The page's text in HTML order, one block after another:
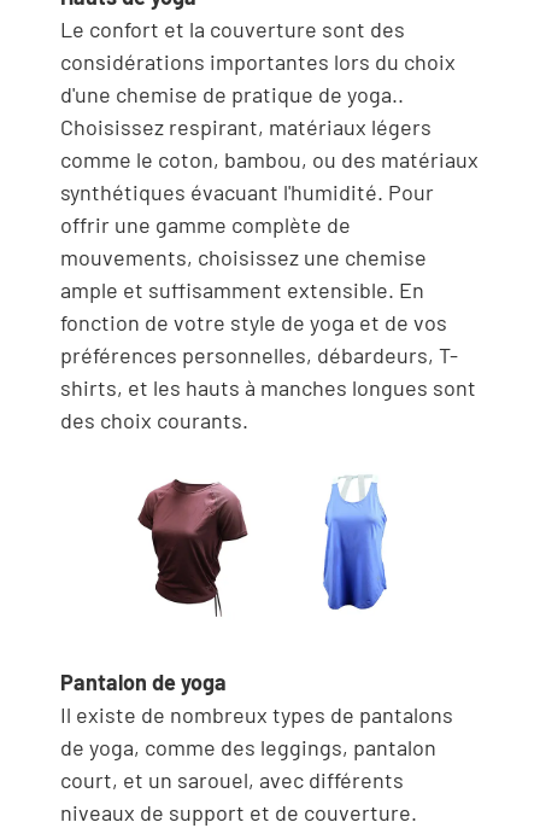
Le confort et la couverture sont des
considérations importantes lors du choix
d'une chemise de pratique de yoga..
Choisissez respirant, matériaux légers
comme le coton, bambou, ou des matériaux
synthétiques évacuant l'humidité. Pour
offrir une gamme complète de
mouvements, choisissez une chemise
ample et suffisamment extensible. En
fonction de votre style de yoga et de vos
préférences personnelles, débardeurs, T-
shirts, et les hauts à manches longues sont
des choix courants.
Pantalon de yoga
Il existe de nombreux types de pantalons
de yoga, comme des leggings, pantalon
court, et un sarouel, avec différents
niveaux de support et de couverture.